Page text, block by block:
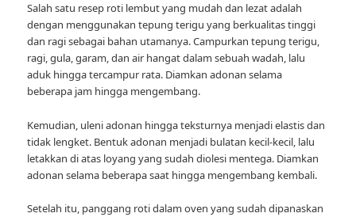
Salah satu resep roti lembut yang mudah dan lezat adalah
dengan menggunakan tepung terigu yang berkualitas tinggi
dan ragi sebagai bahan utamanya. Campurkan tepung terigu,
ragi, gula, garam, dan air hangat dalam sebuah wadah, lalu
aduk hingga tercampur rata. Diamkan adonan selama
beberapa jam hingga mengembang.
Kemudian, uleni adonan hingga teksturnya menjadi elastis dan
tidak lengket. Bentuk adonan menjadi bulatan kecil-kecil, lalu
letakkan di atas loyang yang sudah diolesi mentega. Diamkan
adonan selama beberapa saat hingga mengembang kembali.
Setelah itu, panggang roti dalam oven yang sudah dipanaskan